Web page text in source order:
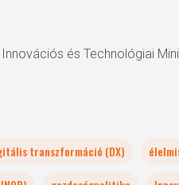
Innovációs és Technológiai
transzformáció (DX)